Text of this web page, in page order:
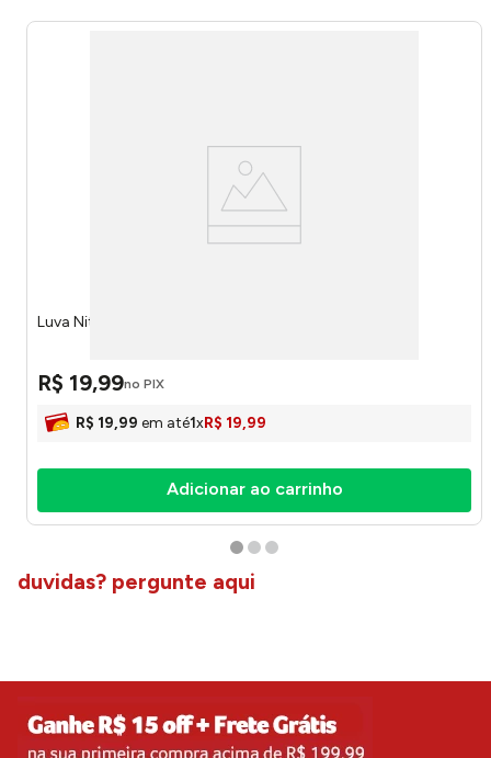
Luva Nitrilica Tamanho 9 - Brasfort
R$ 19,99no PIX
R$ 19,99 em até1xR$ 19,99
Adicionar ao carrinho
duvidas? pergunte aqui